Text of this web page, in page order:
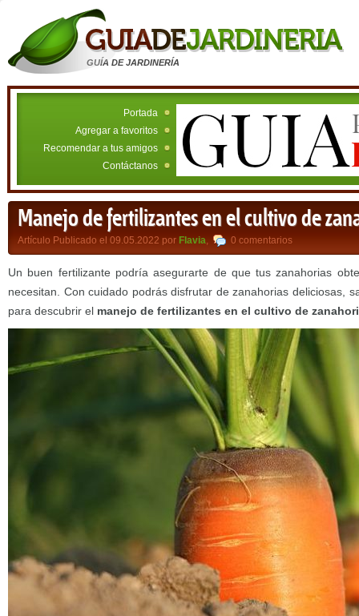
GUÍA DE JARDINERÍA
Portada
Agregar a favoritos
Recomendar a tus amigos
Contáctanos
Manejo de fertilizantes en el cultivo de
Artículo Publicado el 09.05.2022 por Flavia, 0 comentarios
Un buen fertilizante podría asegurarte de que tus zanahorias
necesitan. Con cuidado podrás disfrutar de zanahorias deliciosas,
para descubrir el manejo de fertilizantes en el cultivo de